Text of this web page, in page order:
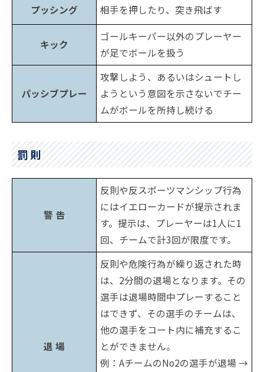
プッシング
相手を押したり、突き飛ばす
キック
ゴールキーパー以外のプレーヤー
が足でボールを扱う
パッシブプレー
攻撃しよう、あるいはシュートし
ようという意図を示さないでチー
ムがボールを所持し続ける
罰 則
警 告
反則や反スポーツマンシップ行為
にはイエローカードが提示されま
す。提示は、プレーヤーは1人に1
回、チームで計3回が限度です。
退 場
反則や危険行為が繰り返された時
は、2分間の退場となります。その
選手は退場時間中プレーすること
はできず、その選手のチームは、
他の選手をコート内に補充するこ
とができません。
例：AチームのNo2の選手が退場 →